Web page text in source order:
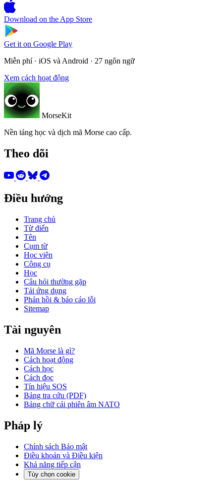
Download on the App Store
Get it on Google Play
Miễn phí · iOS và Android · 27 ngôn ngữ
Xem cách hoạt động
MorseKit
Nền tảng học và dịch mã Morse cao cấp.
Theo dõi
Điều hướng
Trang chủ
Từ điển
Tên
Cụm từ
Học viện
Công cụ
Học
Câu hỏi thường gặp
Tải ứng dụng
Phản hồi & báo cáo lỗi
Sitemap
Tài nguyên
Mã Morse là gì?
Cách hoạt động
Cách học
Cách đọc
Tín hiệu SOS
Bảng tra cứu (PDF)
Bảng chữ cái phiên âm NATO
Pháp lý
Chính sách Bảo mật
Điều khoản và Điều kiện
Khả năng tiếp cận
Tùy chọn cookie